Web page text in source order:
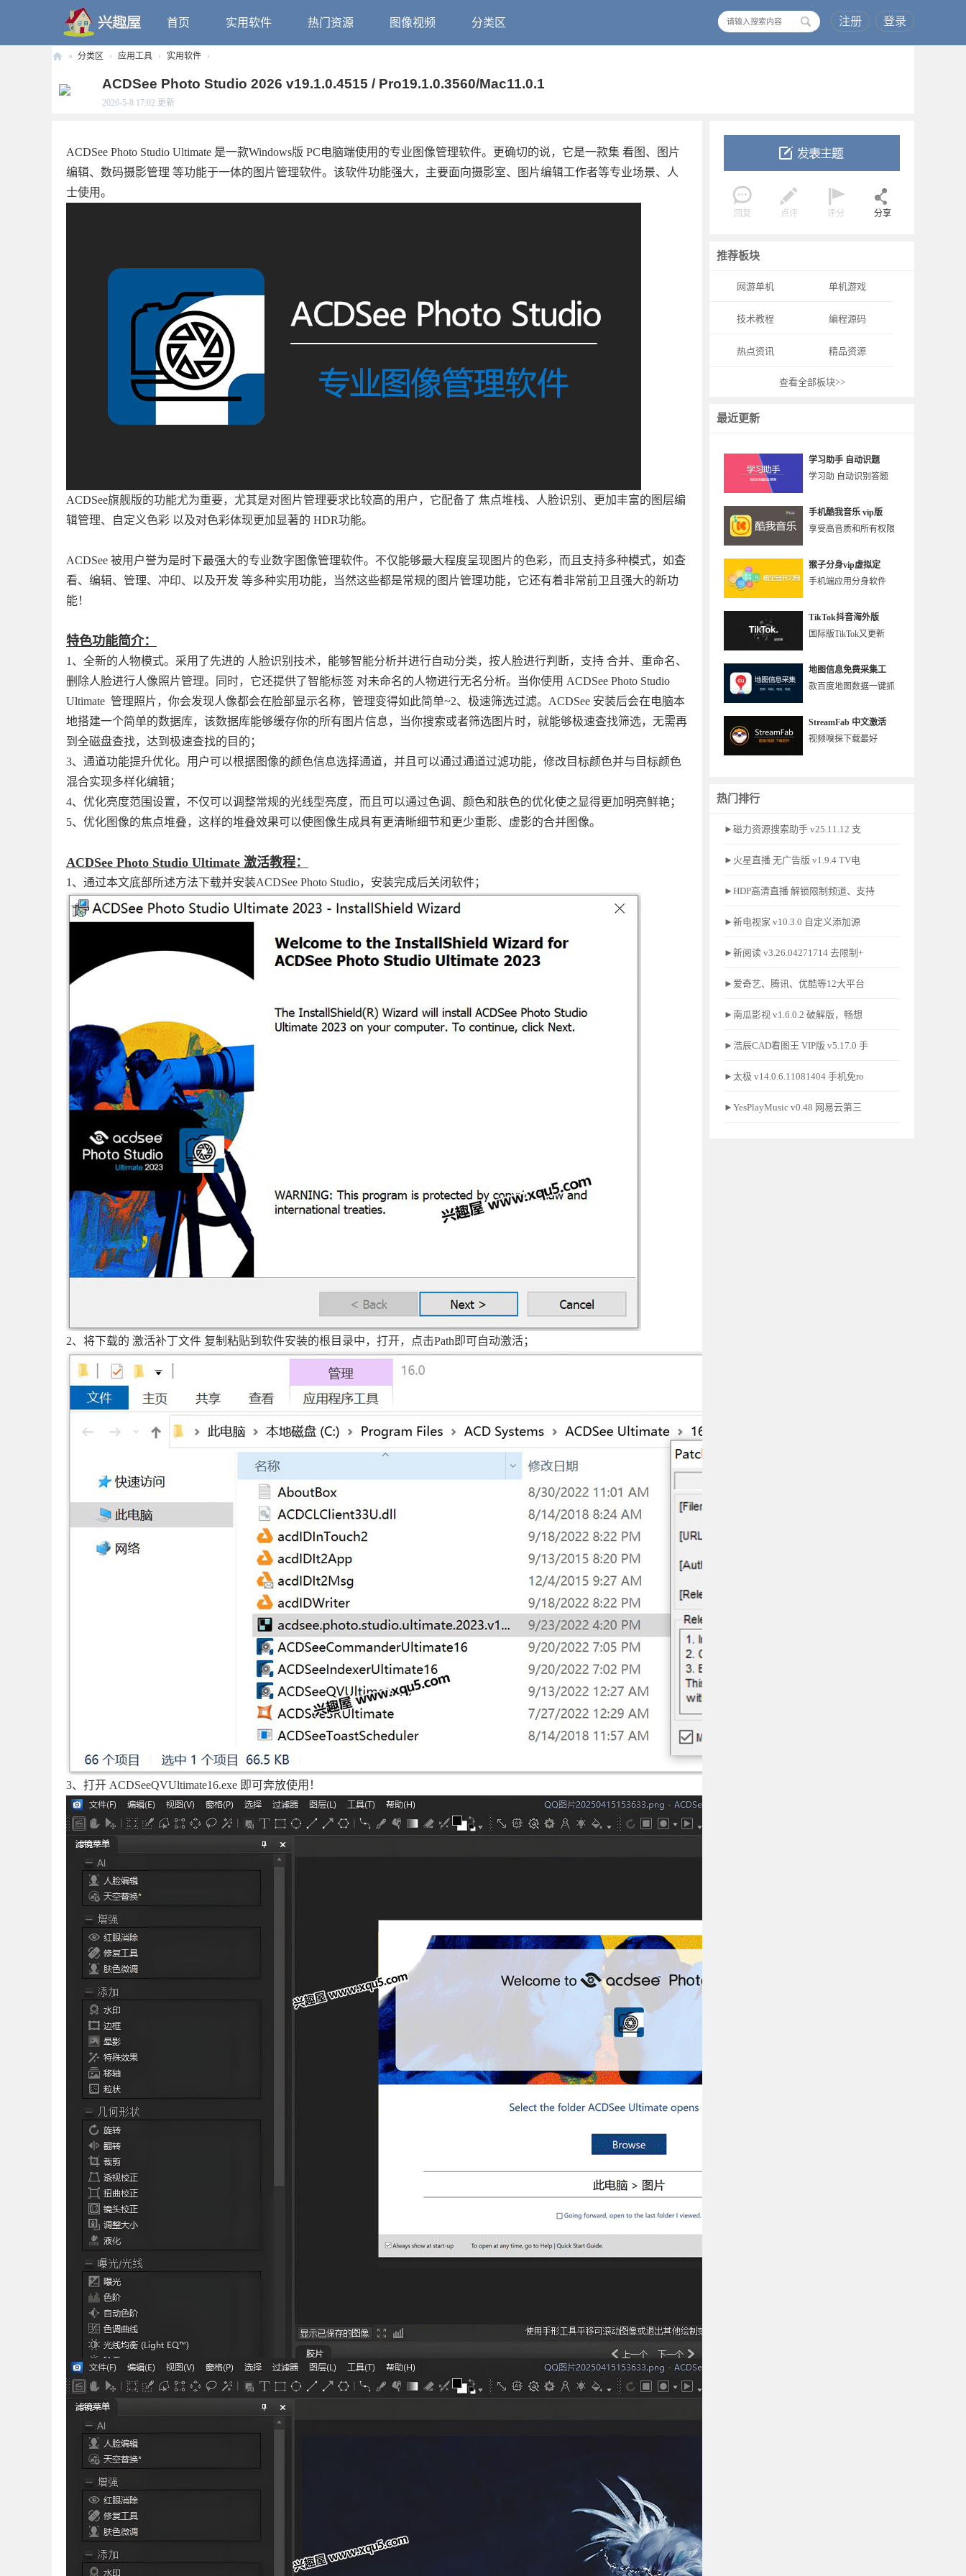
首页 实用软件 热门资源 图像视频 分类区 注册 登录
趣
» 分类区 › 应用工具 › 实用软件 ›
ACDSee Photo Studio 2026 v19.1.0.4515 / Pro19.1.0.3560/Mac11.0.1
2026-5-8 17:02 更新
回复 点评 评分 分享
推荐板块
网游单机 单机游戏
技术教程 编程源码
热点资讯 精品资源
查看全部板块>>
最近更新
学习助手 自动识题
学习助 自动识别答题
手机酷我音乐 vip版
享受高音质和所有权限
猴子分身vip虚拟定
手机端应用分身软件
TikTok抖音海外版
国际版TikTok又更新
地图信息免费采集工
款百度地图数据一键抓
StreamFab 中文激活
视频嗅探下载最好
热门排行
►磁力资源搜索助手 v25.11.12 支
►火星直播 无广告版 v1.9.4 TV电
►HDP高清直播 解锁限制频道、支持
►新电视家 v10.3.0 自定义添加源
►新阅读 v3.26.04271714 去限制+
►爱奇艺、腾讯、优酷等12大平台
►南瓜影视 v1.6.0.2 破解版，畅想
►浩辰CAD看图王 VIP版 v5.17.0 手
►太极 v14.0.6.11081404 手机免ro
►YesPlayMusic v0.48 网易云第三
ACDSee Photo Studio Ultimate 是一款Windows版 PC电脑端使用的专业图像管理软件。更确切的说，它是一款集 看图、图片
编辑、数码摄影管理 等功能于一体的图片管理软件。该软件功能强大，主要面向摄影室、图片编辑工作者等专业场景、人
士使用。
ACDSee旗舰版的功能尤为重要，尤其是对图片管理要求比较高的用户，它配备了 焦点堆栈、人脸识别、更加丰富的图层编
辑管理、自定义色彩 以及对色彩体现更加显著的 HDR功能。
ACDSee 被用户誉为是时下最强大的专业数字图像管理软件。不仅能够最大程度呈现图片的色彩，而且支持多种模式，如查
看、编辑、管理、冲印、以及开发 等多种实用功能，当然这些都是常规的图片管理功能，它还有着非常前卫且强大的新功
能！
特色功能简介：
1、全新的人物模式。采用了先进的 人脸识别技术，能够智能分析并进行自动分类，按人脸进行判断，支持 合并、重命名、
删除人脸进行人像照片管理。同时，它还提供了智能标签 对未命名的人物进行无名分析。当你使用 ACDSee Photo Studio
Ultimate 管理照片，你会发现人像都会在脸部显示名称，管理变得如此简单~2、极速筛选过滤。ACDSee 安装后会在电脑本
地搭建一个简单的数据库，该数据库能够缓存你的所有图片信息，当你搜索或者筛选图片时，就能够极速查找筛选，无需再
到全磁盘查找，达到极速查找的目的；
3、通道功能提升优化。用户可以根据图像的颜色信息选择通道，并且可以通过通道过滤功能，修改目标颜色并与目标颜色
混合实现多样化编辑；
4、优化亮度范围设置，不仅可以调整常规的光线型亮度，而且可以通过色调、颜色和肤色的优化使之显得更加明亮鲜艳；
5、优化图像的焦点堆叠，这样的堆叠效果可以使图像生成具有更清晰细节和更少重影、虚影的合并图像。
ACDSee Photo Studio Ultimate 激活教程：
1、通过本文底部所述方法下载并安装ACDSee Photo Studio，安装完成后关闭软件；
2、将下载的 激活补丁文件 复制粘贴到软件安装的根目录中，打开，点击Path即可自动激活；
3、打开 ACDSeeQVUltimate16.exe 即可奔放使用！